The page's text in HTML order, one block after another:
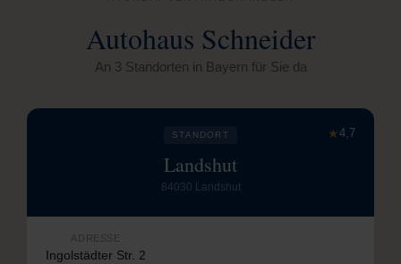
Autohaus Schneider
An 3 Standorten in Bayern für Sie da
★4,7
STANDORT
Landshut
84030 Landshut
ADRESSE
Ingolstädter Str. 2